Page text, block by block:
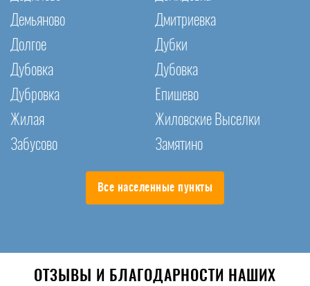
Демьяново
Дмитриевка
Долгое
Дубки
Дубовка
Дубовка
Дубровка
Епишево
Жилая
Жиловские Выселки
Забусово
Замятино
Все населенные пункты
ОТЗЫВЫ И БЛАГОДАРНОСТИ НАШИХ